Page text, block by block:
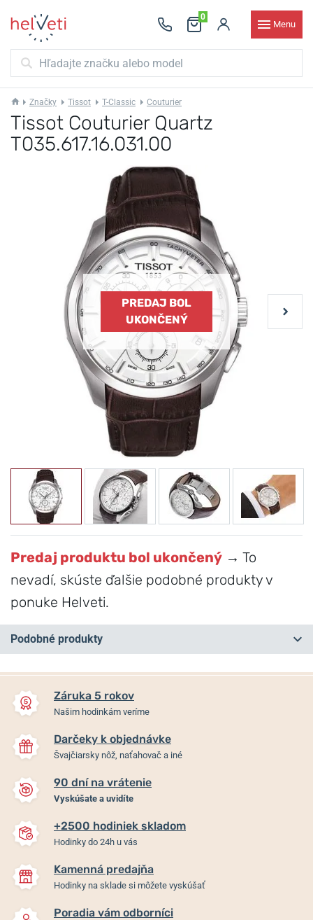
0
Menu
Značky Tissot T-Classic Couturier
Tissot Couturier Quartz
T035.617.16.031.00
PREDAJ BOL
UKONČENÝ
Predaj produktu bol ukončený → To
nevadí, skúste ďalšie podobné produkty v
ponuke Helveti.
Podobné produkty
Tissot Chrono XL
T116.617.16.057.00
Skladom
395 €
Záruka 5 rokov
Našim hodinkám veríme
Darčeky k objednávke
Švajčiarsky nôž, naťahovač a iné
90 dní na vrátenie
Vyskúšate a uvidíte
+2500 hodiniek skladom
Hodinky do 24h u vás
Kamenná predajňa
Hodinky na sklade si môžete vyskúšať
Poradia vám odborníci